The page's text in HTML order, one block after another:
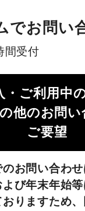
でお問い
間受付
・ご利用中
他のお問い
ご要望​
お問い合わせ
び年末年始
りますため